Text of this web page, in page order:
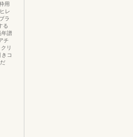
用
レ
ラ
る
年譜
チ
リ
コ